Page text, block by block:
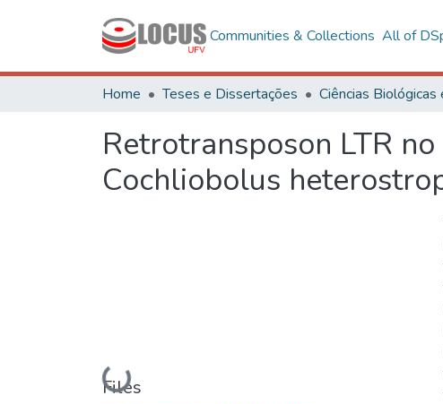
Communities & Collections All of
Home Teses e Dissertações
Retrotransposon LTR
Cochliobolus
Loading...
Files